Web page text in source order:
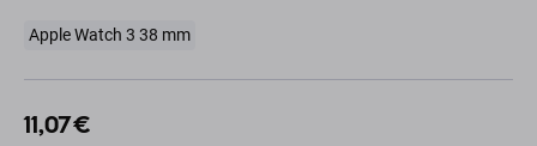
Apple Watch 3 38 mm
11,07 €